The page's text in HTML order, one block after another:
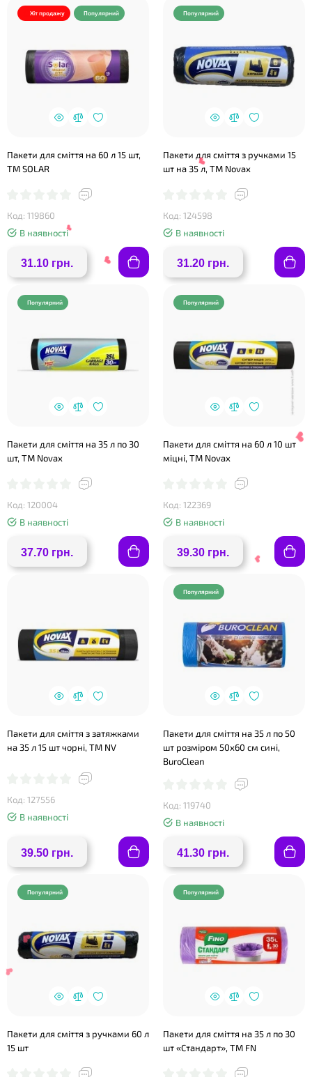
Хіт продажу Популярний
Пакети для сміття на 60 л 15 шт,
ТМ SOLAR
Код: 119860
В наявності
31.10 грн.
Популярний
Пакети для сміття з ручками 15
шт на 35 л, ТМ Novax
Код: 124598
В наявності
31.20 грн.
Популярний
Пакети для сміття на 35 л по 30
шт, ТМ Novax
Код: 120004
В наявності
37.70 грн.
Популярний
Пакети для сміття на 60 л 10 шт
міцні, ТМ Novax
Код: 122369
В наявності
39.30 грн.
Пакети для сміття з затяжками
на 35 л 15 шт чорні, ТМ NV
Код: 127556
В наявності
39.50 грн.
Популярний
Пакети для сміття на 35 л по 50
шт розміром 50х60 см сині,
BuroClean
Код: 119740
В наявності
41.30 грн.
Популярний
Пакети для сміття з ручками 60 л
15 шт
Популярний
Пакети для сміття на 35 л по 30
шт «Стандарт», ТМ FN
❤